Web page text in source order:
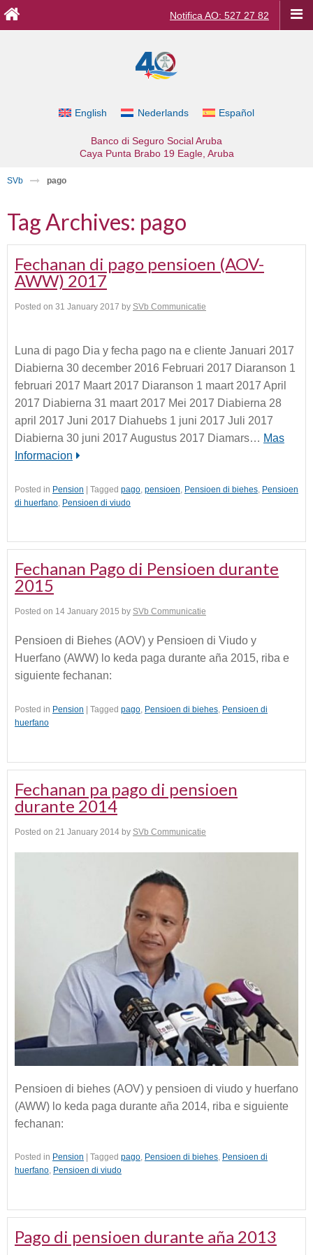
Notifica AO: 527 27 82
English Nederlands Español
Banco di Seguro Social Aruba
Caya Punta Brabo 19 Eagle, Aruba
SVb pago
Tag Archives: pago
Fechanan di pago pensioen (AOV-
AWW) 2017
Posted on 31 January 2017 by SVb Communicatie
Luna di pago Dia y fecha pago na e cliente Januari 2017
Diabierna 30 december 2016 Februari 2017 Diaranson 1
februari 2017 Maart 2017 Diaranson 1 maart 2017 April
2017 Diabierna 31 maart 2017 Mei 2017 Diabierna 28
april 2017 Juni 2017 Diahuebs 1 juni 2017 Juli 2017
Diabierna 30 juni 2017 Augustus 2017 Diamars… Mas
Informacion
Posted in Pension | Tagged pago pensioen Pensioen di biehes Pensioen
di huerfano Pensioen di viudo
Fechanan Pago di Pensioen durante
2015
Posted on 14 January 2015 by SVb Communicatie
Pensioen di Biehes (AOV) y Pensioen di Viudo y
Huerfano (AWW) lo keda paga durante aña 2015, riba e
siguiente fechanan:
Posted in Pension Tagged pago, Pensioen di biehes, Pensioen di
huerfano
Fechanan pa pago di pensioen
durante 2014
Posted on 21 January 2014 by SVb Communicatie
Pensioen di biehes (AOV) y pensioen di viudo y huerfano
(AWW) lo keda paga durante aña 2014, riba e siguiente
fechanan:
Posted in Pension Tagged pago, Pensioen di biehes, Pensioen di
huerfano, Pensioen di viudo
Pago di pensioen durante aña 2013